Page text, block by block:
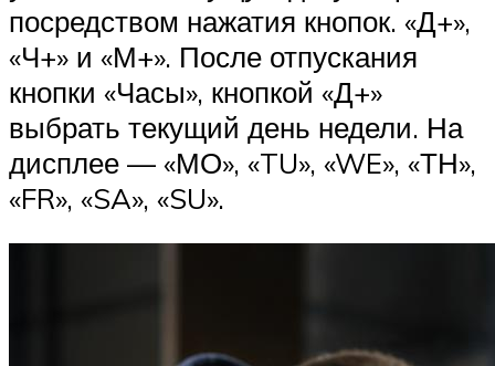
посредством нажатия кнопок. «Д+»,
«Ч+» и «М+». После отпускания
кнопки «Часы», кнопкой «Д+»
выбрать текущий день недели. На
дисплее — «МО», «TU», «WE», «ТН»,
«FR», «SA», «SU».